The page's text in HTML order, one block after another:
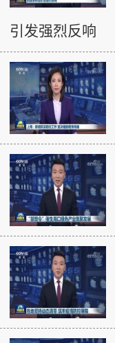
引发强烈反响